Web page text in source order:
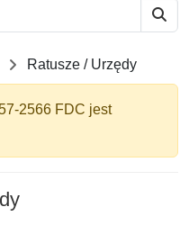
Ratusze / Urzędy
2566 FDC jest